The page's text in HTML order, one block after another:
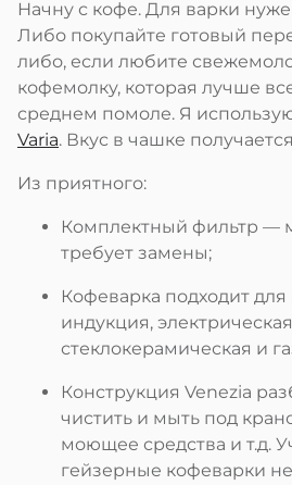
Начну с кофе. Для варки
Либо покупайте готовый
либо, если любите
кофемолку, которая лучше
среднем помоле. Я
Varia. Вкус в чашке
Из приятного:
Комплектный фильтр —
требует замены;
Кофеварка подходит для
индукция,
стеклокерамическая и
Конструкция Venezia
чистить и мыть под
моющее средства и т.д.
гейзерные кофеварки